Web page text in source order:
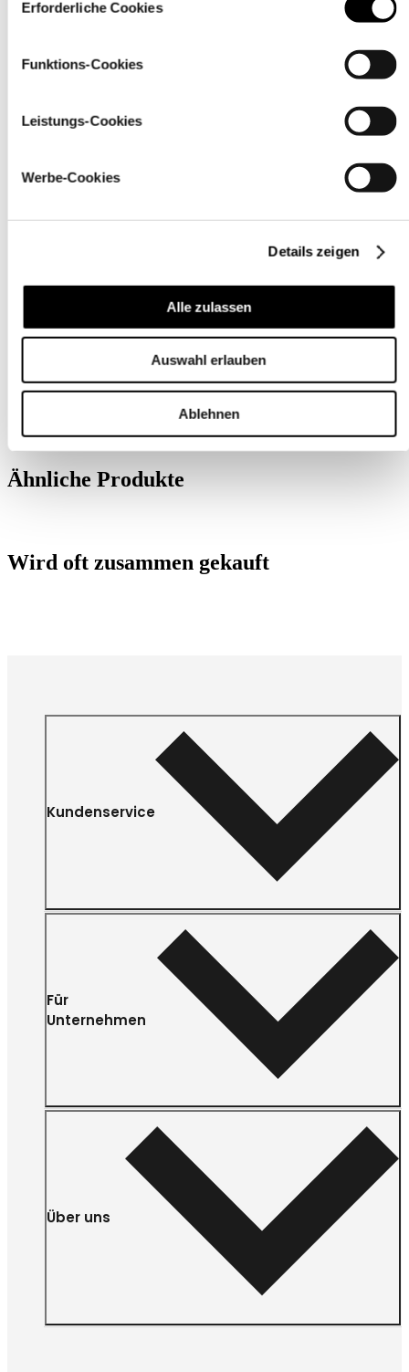
über den Link „Cookie-Einstellungen
Erforderliche Cookies
Funktions-Cookies
Leistungs-Cookies
Werbe-Cookies
Details zeigen
Alle zulassen
Auswahl erlauben
Ablehnen
Pflegehinweise
Ähnliche Produkte
Wird oft zusammen gekauft
Kundenservice
Für
Unternehmen
Über uns